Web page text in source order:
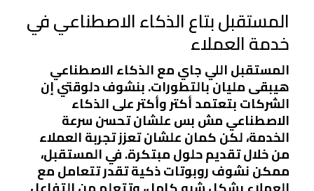
المستقبل بتاع الذكاء الاصطناعي في
خدمة العملاء
المستقبل اللي جاي مع الذكاء الاصطناعي
هيبقى مليان بالتطورات. بنشوف دلوقتي إن
الشركات بتعتمد أكتر وأكتر على الذكاء
الاصطناعي مش بس علشان تحسن سرعة
الخدمة، لكن كمان علشان تعزز تجربة العملاء
من خلال تقديم حلول مبتكرة. في المستقبل،
ممكن نشوف روبوتات ذكية تقدر تتعامل مع